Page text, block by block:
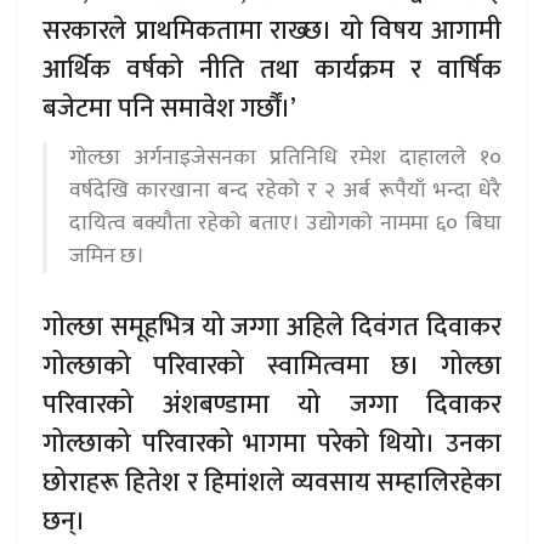
सरकारले प्राथमिकतामा राख्छ। यो विषय आगामी
आर्थिक वर्षको नीति तथा कार्यक्रम र वार्षिक
बजेटमा पनि समावेश गर्छौं।’
गोल्छा अर्गनाइजेसनका प्रतिनिधि रमेश दाहालले १०
वर्षदेखि कारखाना बन्द रहेको र २ अर्ब रूपैयाँ भन्दा धेरै
दायित्व बक्यौता रहेको बताए। उद्योगको नाममा ६० बिघा
जमिन छ।
गोल्छा समूहभित्र यो जग्गा अहिले दिवंगत दिवाकर
गोल्छाको परिवारको स्वामित्वमा छ। गोल्छा
परिवारको अंशबण्डामा यो जग्गा दिवाकर
गोल्छाको परिवारको भागमा परेको थियो। उनका
छोराहरू हितेश र हिमांशले व्यवसाय सम्हालिरहेका
छन्।